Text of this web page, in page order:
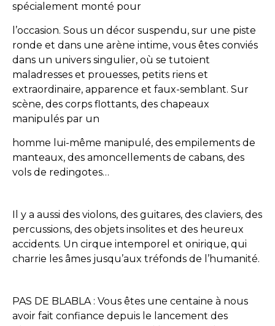
spécialement monté pour
l’occasion. Sous un décor suspendu, sur une piste
ronde et dans une arène intime, vous êtes conviés
dans un univers singulier, où se tutoient
maladresses et prouesses, petits riens et
extraordinaire, apparence et faux-semblant. Sur
scène, des corps flottants, des chapeaux
manipulés par un
homme lui-même manipulé, des empilements de
manteaux, des amoncellements de cabans, des
vols de redingotes…
Il y a aussi des violons, des guitares, des claviers, des
percussions, des objets insolites et des heureux
accidents. Un cirque intemporel et onirique, qui
charrie les âmes jusqu’aux tréfonds de l’humanité.
PAS DE BLABLA : Vous êtes une centaine à nous
avoir fait confiance depuis le lancement des